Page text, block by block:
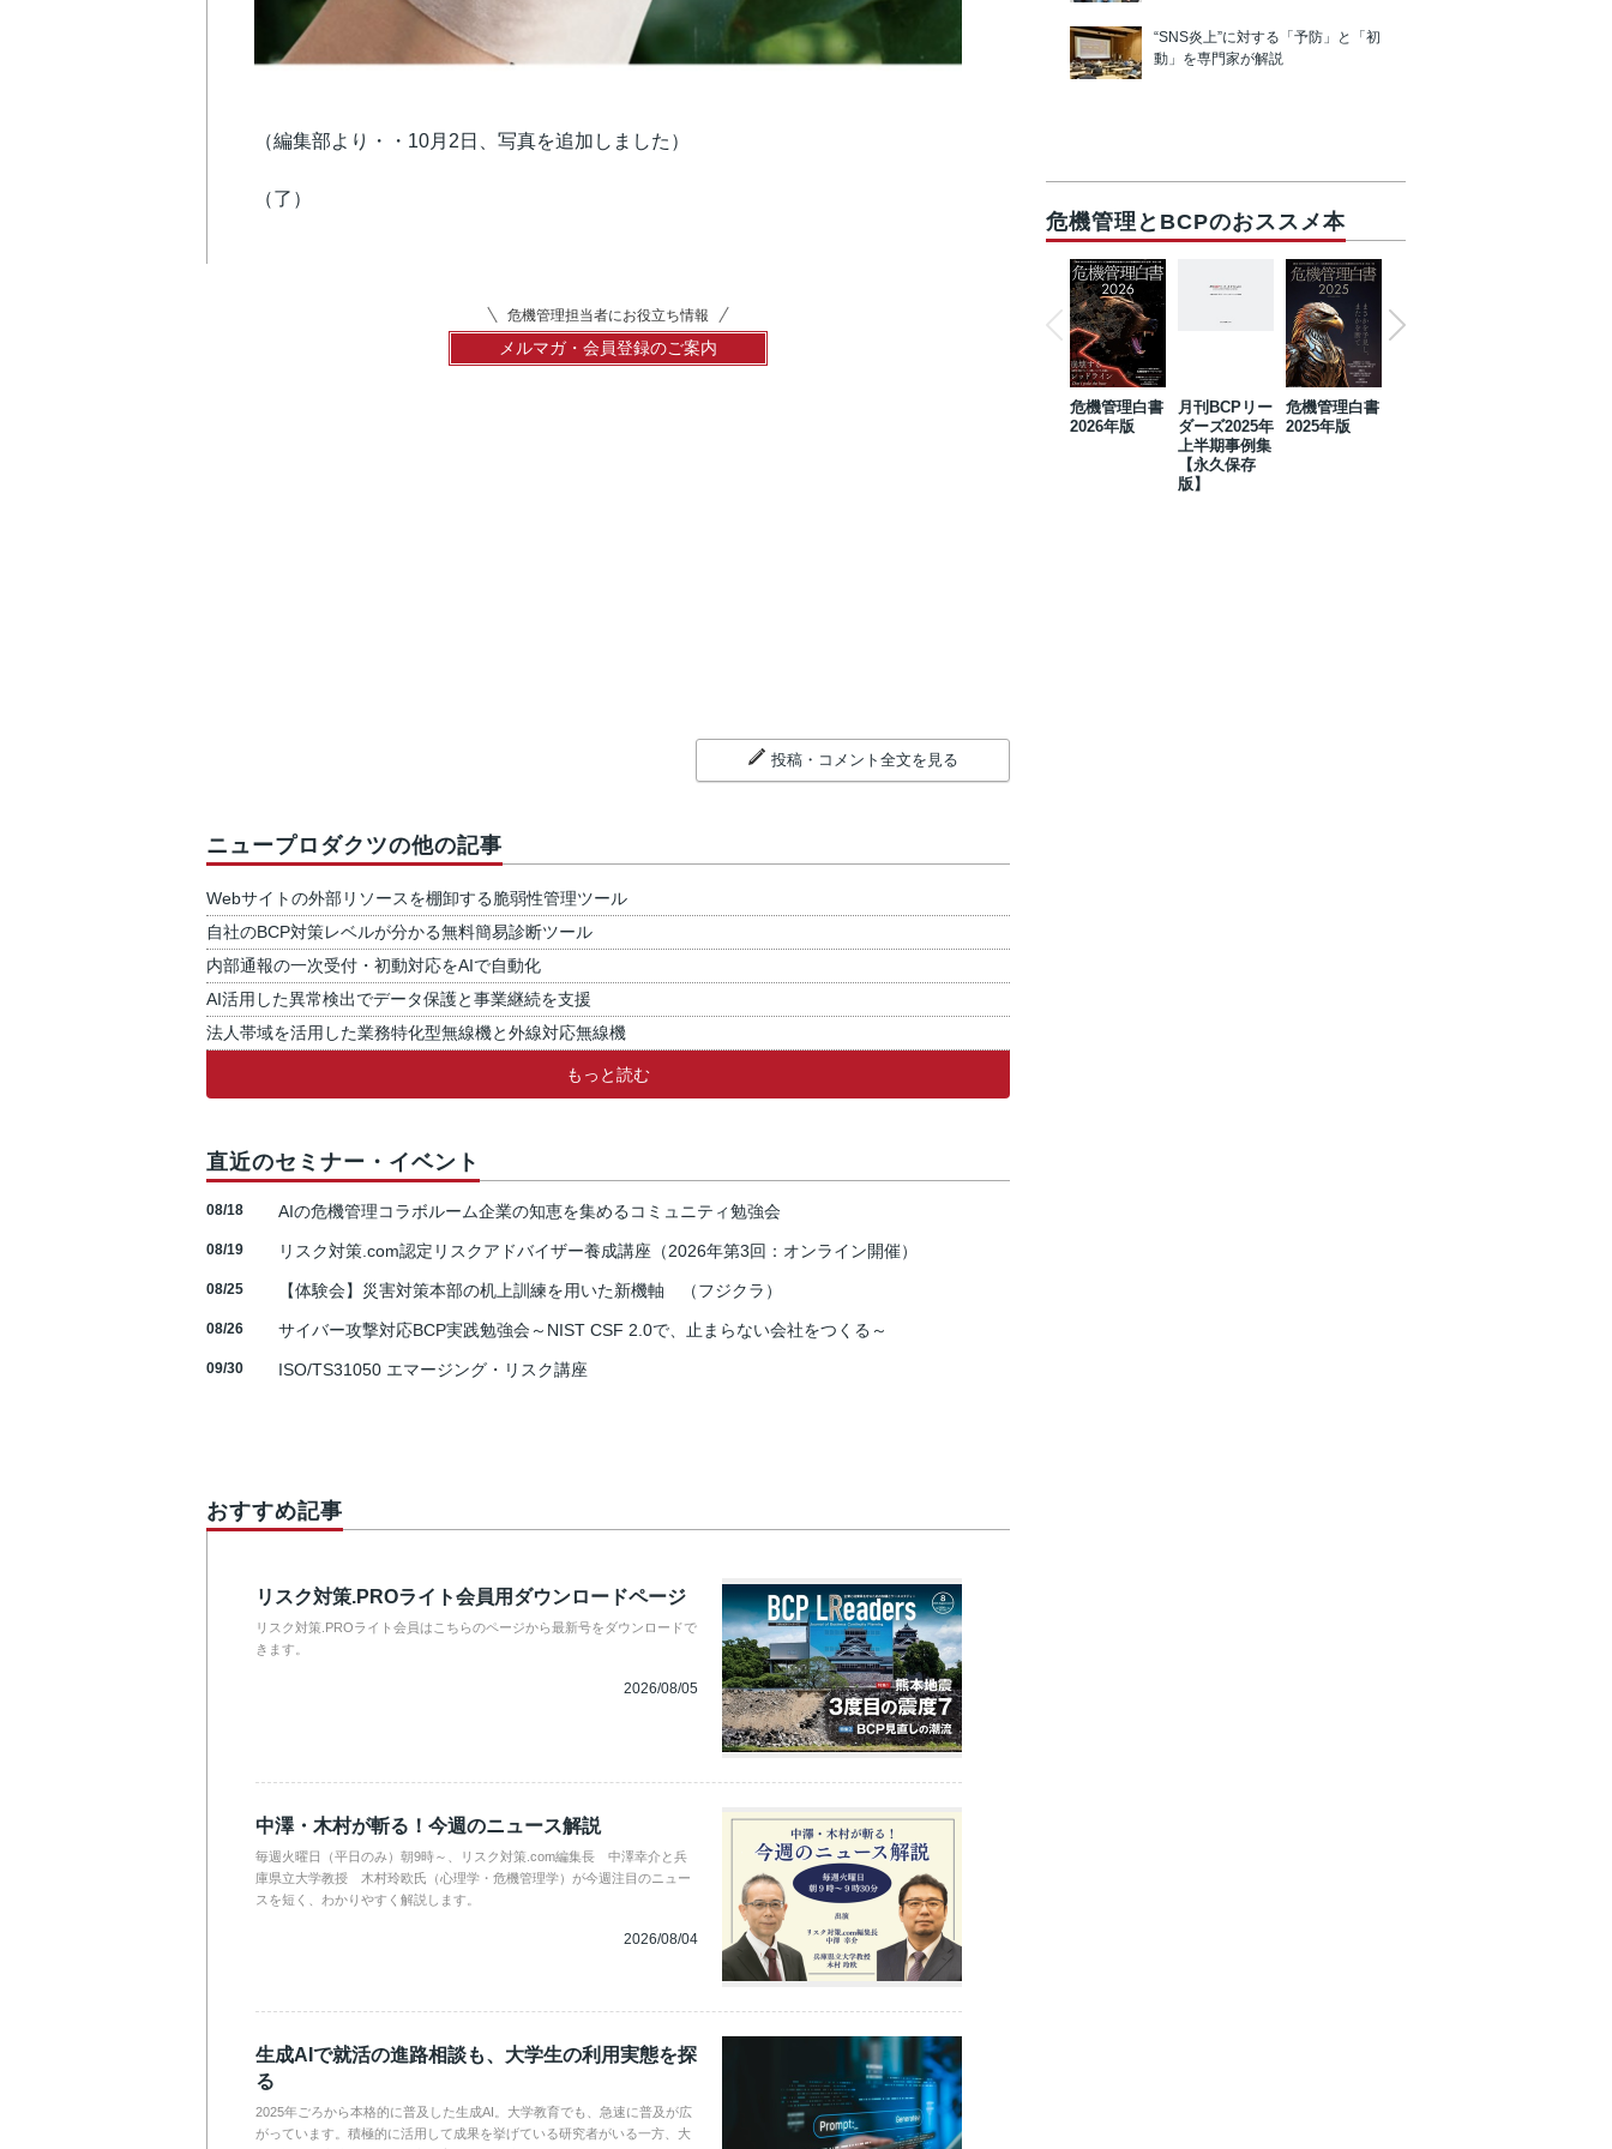
（編集部より・・10月2日、写真を追加しました）
（了）
危機管理担当者にお役立ち情報
メルマガ・会員登録のご案内
投稿・コメント全文を見る
ニュープロダクツの他の記事
Webサイトの外部リソースを棚卸する脆弱性管理ツール
自社のBCP対策レベルが分かる無料簡易診断ツール
内部通報の一次受付・初動対応をAIで自動化
AI活用した異常検出でデータ保護と事業継続を支援
法人帯域を活用した業務特化型無線機と外線対応無線機
もっと読む
直近のセミナー・イベント
08/18 AIの危機管理コラボルーム企業の知恵を集めるコミュニティ勉強会
08/19 リスク対策.com認定リスクアドバイザー養成講座（2026年第3回：オンライン開催）
08/25 【体験会】災害対策本部の机上訓練を用いた新機軸 （フジクラ）
08/26 サイバー攻撃対応BCP実践勉強会～NIST CSF 2.0で、止まらない会社をつくる～
09/30 ISO/TS31050 エマージング・リスク講座
おすすめ記事
リスク対策.PROライト会員用ダウンロードページ
リスク対策.PROライト会員はこちらのページから最新号をダウンロードで
きます。
2026/08/05
中澤・木村が斬る！今週のニュース解説
毎週火曜日（平日のみ）朝9時～、リスク対策.com編集長 中澤幸介と兵
庫県立大学教授 木村玲欧氏（心理学・危機管理学）が今週注目のニュー
スを短く、わかりやすく解説します。
2026/08/04
生成AIで就活の進路相談も、大学生の利用実態を探
る
2025年ごろから本格的に普及した生成AI。大学教育でも、急速に普及が広
がっています。積極的に活用して成果を挙げている研究者がいる一方、大
“SNS炎上”に対する「予防」と「初
動」を専門家が解説
危機管理とBCPのおススメ本
危機管理白書
2026年版
月刊BCPリー
ダーズ2025年
上半期事例集
【永久保存
版】
危機管理白書
2025年版